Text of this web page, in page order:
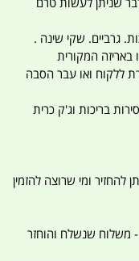
גרביים. שקי שינה .
באריזה המקורית
ללקוח ואו עבר הסבה
בריכות וג'ק כרית
להחזיר ומי שרוצה להזמין
משלוח שנשלח והוחזר